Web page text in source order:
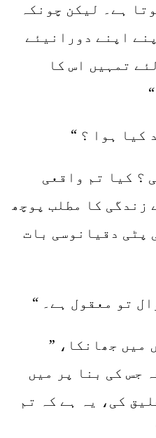
ہے۔ لیکن چونکہ
اپنے دورانیئے
تمہیں اس کا
کیا ہوا ؟ “
؟ کیا تم واقعی
زندگی کا مطلب پوچھ
پٹی دقیانوسی بات
تو معقول ہے۔ “
میں جھانکا، ”
جس کی بنا پر میں
کی، یہ ہے کہ تم